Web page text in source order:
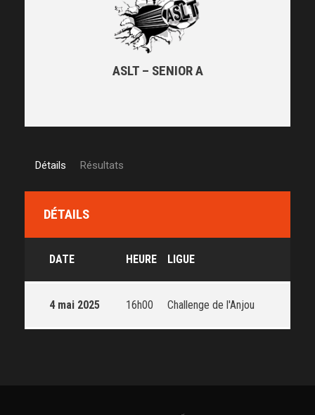
ASLT – SENIOR A
Détails Résultats
DÉTAILS
DATE HEURE LIGUE
4 mai 2025 16h00 Challenge de l'Anjou